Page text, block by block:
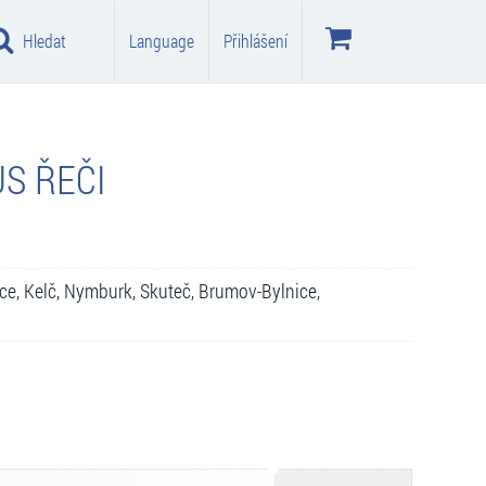
Hledat Language Přihlášení
ŘEČI
Kelč, Nymburk, Skuteč, Brumov-Bylnice,